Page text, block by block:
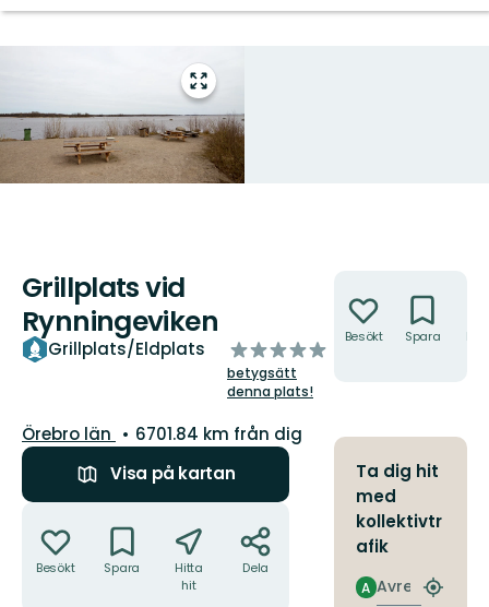
Gå
till
helskärmsläge
Grillplats vid
Rynningeviken
Grillplats/Eldplats
av
5
stjärnor
betygsätt
denna plats!
Län:
Örebro län
6701.84 km från dig
Visa på kartan
Besökt Spara
Hitta
hit
Dela
Besökt Spara
Ta dig hit
med
kollektivtr
afik
Avresa
A
Hitta